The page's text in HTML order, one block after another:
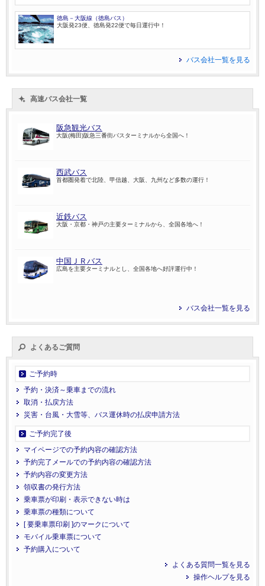
徳島－大阪線（徳島バス）
大阪発23便、徳島発22便で毎日運行中！
バス会社一覧を見る
高速バス会社一覧
阪急観光バス
大阪(梅田)阪急三番街バスターミナルから全国へ！
西武バス
首都圏発着で北陸、甲信越、大阪、九州など多数の運行！
近鉄バス
大阪・京都・神戸の主要ターミナルから、全国各地へ！
中国ＪＲバス
広島を主要ターミナルとし、全国各地へ好評運行中！
バス会社一覧を見る
よくあるご質問
ご予約時
予約・決済～乗車までの流れ
取消・払戻方法
災害・台風・大雪等、バス運休時の払戻申請方法
ご予約完了後
マイページでの予約内容の確認方法
予約完了メールでの予約内容の確認方法
予約内容の変更方法
領収書の発行方法
乗車票が印刷・表示できない時は
乗車票の種類について
[ 要乗車票印刷 ]のマークについて
モバイル乗車票について
予約購入について
よくある質問一覧を見る
操作ヘルプを見る